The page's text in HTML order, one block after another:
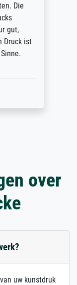
Die
gut,
Druck ist
over
uw kunstdruk